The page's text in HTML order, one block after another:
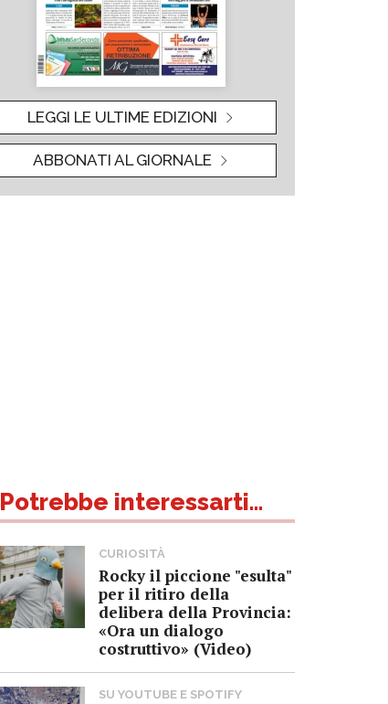
LEGGI LE ULTIME EDIZIONI
ABBONATI AL GIORNALE
Potrebbe interessarti...
CURIOSITÀ
Rocky il piccione "esulta"
per il ritiro della
delibera della Provincia:
«Ora un dialogo
costruttivo» (Video)
SU YOUTUBE E SPOTIFY